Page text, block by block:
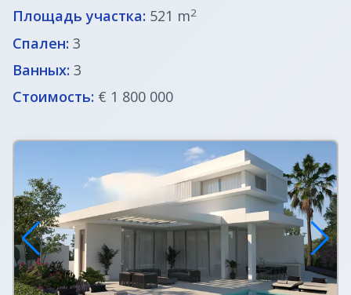
Площадь участка: 521 m2
Спален: 3
Ванных: 3
Стоимость: € 1 800 000